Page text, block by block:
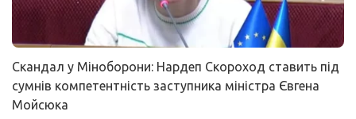
Скандал у Міноборони: Нардеп Скороход ставить під
сумнів компетентність заступника міністра Євгена
Мойсюка